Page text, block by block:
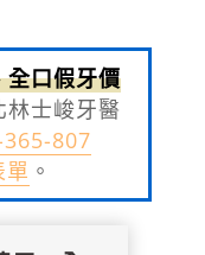
全口假牙價
士峻牙醫
807
單 。